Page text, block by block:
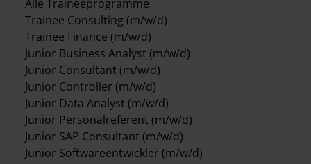
Alle Traineeprogramme
Trainee Consulting (m/w/d)
Trainee Finance (m/w/d)
Junior Business Analyst (m/w/d)
Junior Consultant (m/w/d)
Junior Controller (m/w/d)
Junior Data Analyst (m/w/d)
Junior Personalreferent (m/w/d)
Junior SAP Consultant (m/w/d)
Junior Softwareentwickler (m/w/d)